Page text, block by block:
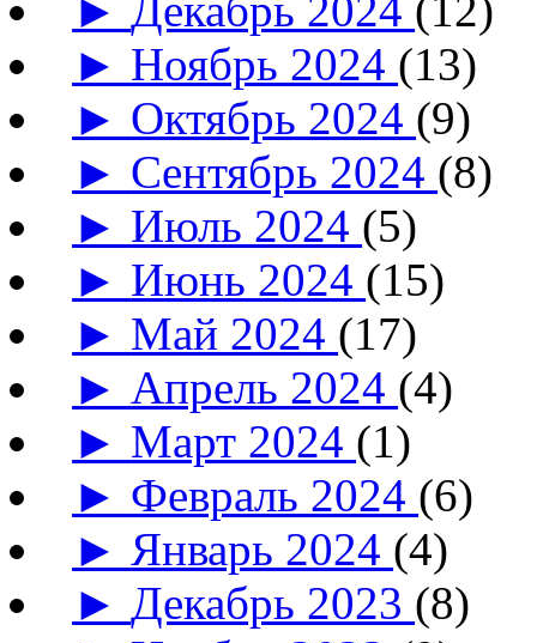
► Ноябрь 2024 (13)
► Октябрь 2024 (9)
► Сентябрь 2024 (8)
► Июль 2024 (5)
► Июнь 2024 (15)
► Май 2024 (17)
► Апрель 2024 (4)
► Март 2024 (1)
► Февраль 2024 (6)
► Январь 2024 (4)
►Декабрь 2023 (8)